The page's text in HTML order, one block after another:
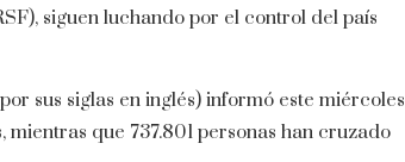
siguen luchando por el control del país
sus siglas en inglés) informó este miércoles
que 737.801 personas han cruzado